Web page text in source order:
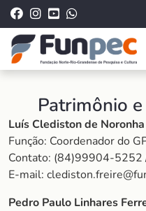
Patrimônio
Luís Clediston de
Função: Coordenador do
Contato: (84)99904-
E-mail:
Pedro Paulo Linhares